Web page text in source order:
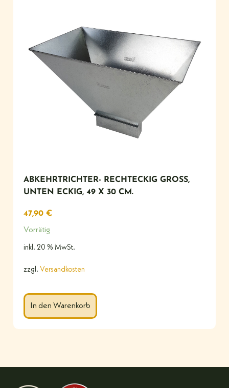
ABKEHRTRICHTER- RECHTECKIG GROSS, U
NTEN ECKIG, 49 X 30 CM.
47,90 €
Vorrätig
inkl. 20 % MwSt.
zzgl. Versandkosten
In den Warenkorb